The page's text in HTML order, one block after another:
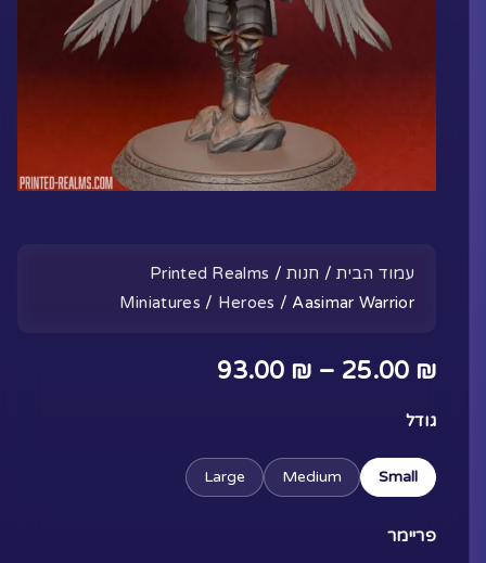
עמוד הבית/ חנות/
Printed Realms
Miniatures / Heroes / Aasimar Warrior
25.00 ₪
–
93.00 ₪
עד
גודל
Small
Medium
Large
פריימר
כמות
Aasimar
Warrior